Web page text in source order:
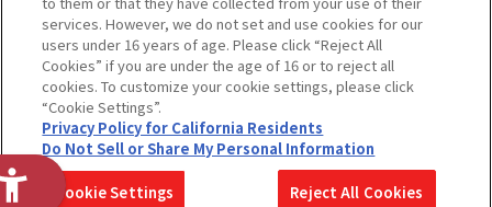
ウェブサイトご利用条件 ソーシャルメディアポリシー
個人情報及び特定個人情報等の取り扱いに関する保護方針
Do Not Sell or Share My Personal Information著作権・商標について
カスタマーハラスメントに対する基本的な対応方針
コピーライト一覧を表示する
services. However, we do not set and use cookies for our
users under 16 years of age. Please click “Reject All
Cookies” if you are under the age of 16 or to reject all
cookies. To customize your cookie settings, please click
“Cookie Settings”.
Privacy Policy for California Residents
Do Not Sell or Share My Personal Information
Cookie Settings Reject All Cookies